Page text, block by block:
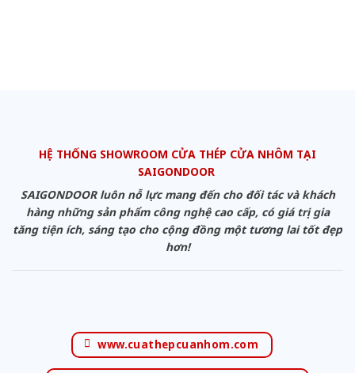
HỆ THỐNG SHOWROOM CỬA THÉP CỬA NHÔM TẠI
SAIGONDOOR
SAIGONDOOR luôn nỗ lực mang đến cho đối tác và khách
hàng những sản phẩm công nghệ cao cấp, có giá trị gia
tăng tiện ích, sáng tạo cho cộng đồng một tương lai tốt đẹp
hơn!
www.cuathepcuanhom.com